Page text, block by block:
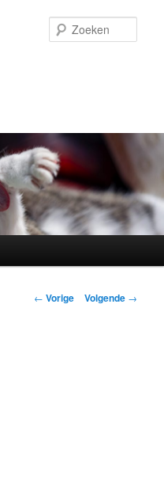
Berichtnavigatie
← Vorige Volgende →